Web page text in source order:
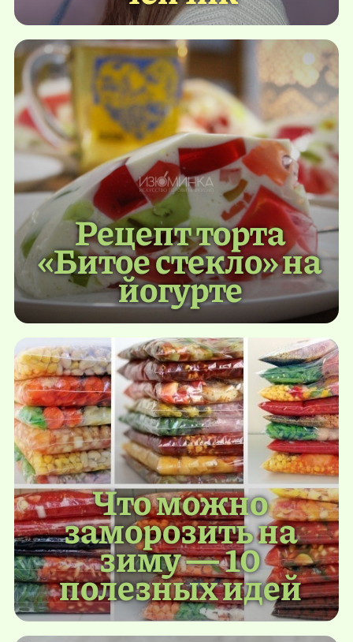
Рецепт торта
«Битое стекло» на
йогурте
Что можно
заморозить на
зиму — 10
полезных идей